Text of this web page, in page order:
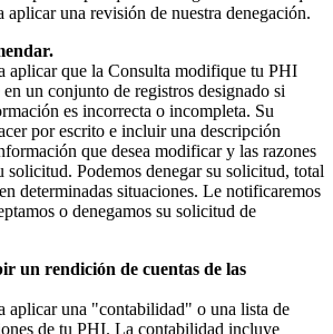
aplicar una revisión de nuestra denegación.
aplicar que la Consulta modifique tu PHI
en un conjunto de registros designado si
es incorrecta o incompleta. Su
por escrito e incluir una descripción
que desea modificar y las razones
solicitud. Podemos denegar su solicitud, total
determinadas situaciones. Le notificaremos
o denegamos su solicitud de
un rendición de cuentas de las
aplicar una "contabilidad" o una lista de
de tu PHI. La contabilidad incluye